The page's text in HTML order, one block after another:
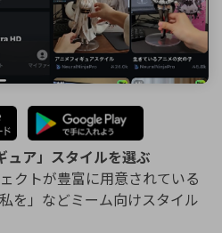
ュア」スタイルを選ぶ
クトが豊富に用意されている
を」などミーム向けスタイル